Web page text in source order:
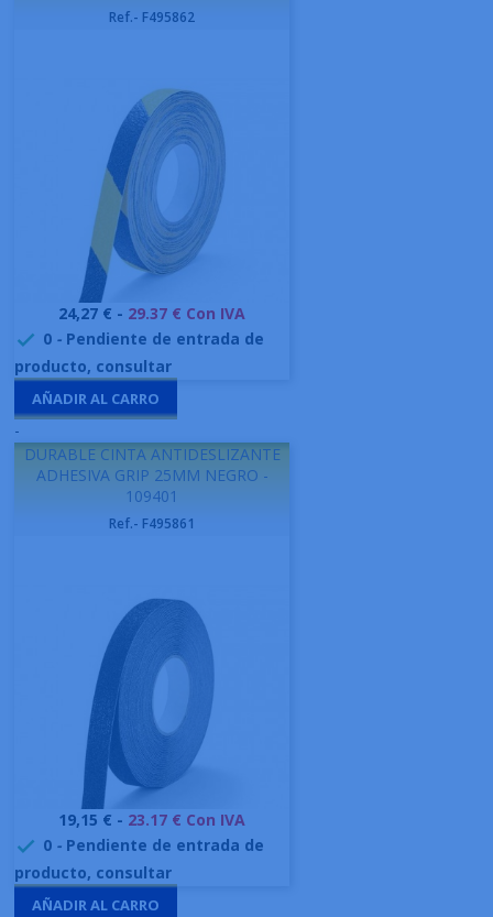
Ref.- F495862
Precio
24,27 € - 29.37 € Con IVA
 0 - Pendiente de entrada de
producto, consultar
AÑADIR AL CARRO
-
DURABLE CINTA ANTIDESLIZANTE
ADHESIVA GRIP 25MM NEGRO -
109401
Ref.- F495861
Precio
19,15 € - 23.17 € Con IVA
 0 - Pendiente de entrada de
producto, consultar
AÑADIR AL CARRO